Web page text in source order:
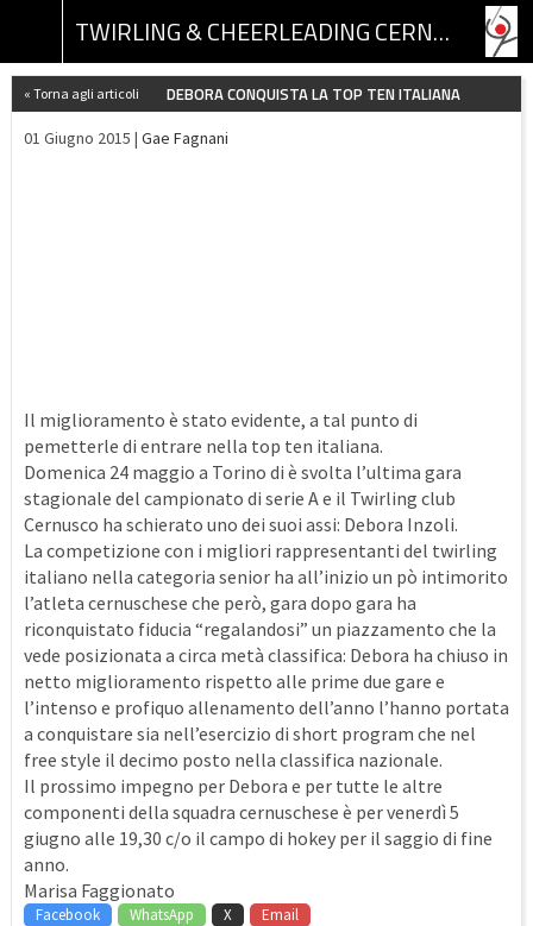
TWIRLING & CHEERLEADING CERNUSCO ASSOCIAZIONE SPORTIVA DILETTANTISTICA
« Torna agli articoli DEBORA CONQUISTA LA TOP TEN ITALIANA
01 Giugno 2015 | Gae Fagnani
Il miglioramento è stato evidente, a tal punto di
pemetterle di entrare nella top ten italiana.
Domenica 24 maggio a Torino di è svolta l’ultima gara
stagionale del campionato di serie A e il Twirling club
Cernusco ha schierato uno dei suoi assi: Debora Inzoli.
La competizione con i migliori rappresentanti del twirling
italiano nella categoria senior ha all’inizio un pò intimorito
l’atleta cernuschese che però, gara dopo gara ha
riconquistato fiducia “regalandosi” un piazzamento che la
vede posizionata a circa metà classifica: Debora ha chiuso in
netto miglioramento rispetto alle prime due gare e
l’intenso e profiquo allenamento dell’anno l’hanno portata
a conquistare sia nell’esercizio di short program che nel
free style il decimo posto nella classifica nazionale.
Il prossimo impegno per Debora e per tutte le altre
componenti della squadra cernuschese è per venerdì 5
giugno alle 19,30 c/o il campo di hokey per il saggio di fine
anno.
Marisa Faggionato
Facebook WhatsApp X Email